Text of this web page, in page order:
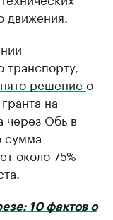
движения.
транспорту,
решение о
на
через Обь в
сумма
около 75%
10 фактов о